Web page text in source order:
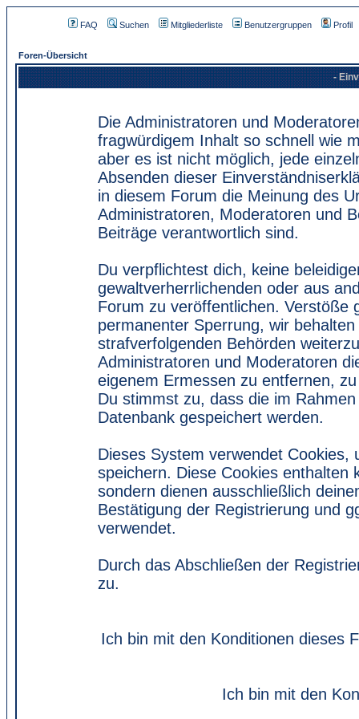
FAQ Suchen Mitgliederliste Benutzergruppen Profil
Foren-Übersicht
-
Die Administratoren und
fragwürdigem Inhalt so schnell wie
aber es ist nicht möglich, jede
Absenden dieser
in diesem Forum die Meinung des
Administratoren, Moderatoren und
Beiträge verantwortlich sind.
Du verpflichtest dich, keine
gewaltverherrlichenden oder aus
Forum zu veröffentlichen. Verstöße
permanenter Sperrung, wir
strafverfolgenden Behörden
Administratoren und Moderatoren
eigenem Ermessen zu entfernen,
Du stimmst zu, dass die im
Datenbank gespeichert werden.
Dieses System verwendet
speichern. Diese Cookies enthalten
sondern dienen ausschließlich
Bestätigung der Registrierung und
verwendet.
Durch das Abschließen der
zu.
Ich bin mit den Konditionen dieses
Ich bin mit den